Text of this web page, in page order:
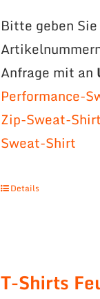
Bitte geben
Anfrage mit an
Performance-
Zip-Sweat-Shirt
Sweat-Shirt
Details
T-Shirts